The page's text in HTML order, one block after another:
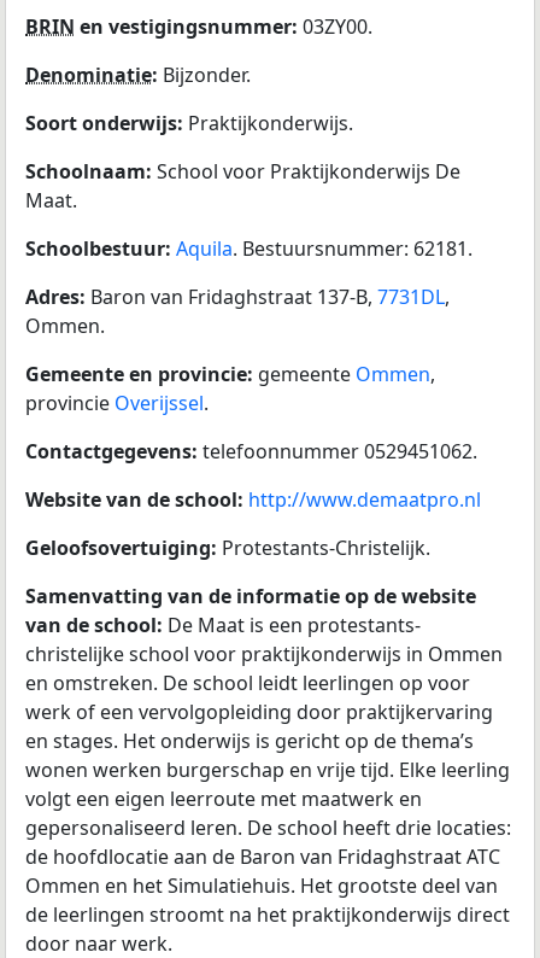
BRIN en vestigingsnummer: 03ZY00.
Denominatie: Bijzonder.
Soort onderwijs: Praktijkonderwijs.
Schoolnaam: School voor Praktijkonderwijs De
Maat.
Schoolbestuur: Aquila. Bestuursnummer: 62181.
Adres: Baron van Fridaghstraat 137-B, 7731DL,
Ommen.
Gemeente en provincie: gemeente Ommen,
provincie Overijssel.
Contactgegevens: telefoonnummer 0529451062.
Website van de school: http://www.demaatpro.nl
Geloofsovertuiging: Protestants-Christelijk.
Samenvatting van de informatie op de website
van de school: De Maat is een protestants-
christelijke school voor praktijkonderwijs in Ommen
en omstreken. De school leidt leerlingen op voor
werk of een vervolgopleiding door praktijkervaring
en stages. Het onderwijs is gericht op de thema’s
wonen werken burgerschap en vrije tijd. Elke leerling
volgt een eigen leerroute met maatwerk en
gepersonaliseerd leren. De school heeft drie locaties:
de hoofdlocatie aan de Baron van Fridaghstraat ATC
Ommen en het Simulatiehuis. Het grootste deel van
de leerlingen stroomt na het praktijkonderwijs direct
door naar werk.